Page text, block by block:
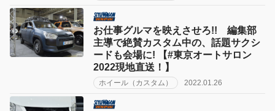
お仕事グルマを映えさせろ!! 編集部
主導で絶賛カスタム中の、話題サクシ
ードも会場に! 【#東京オートサロン
2022現地直送！】
ホイール（カスタム） 2022.01.26